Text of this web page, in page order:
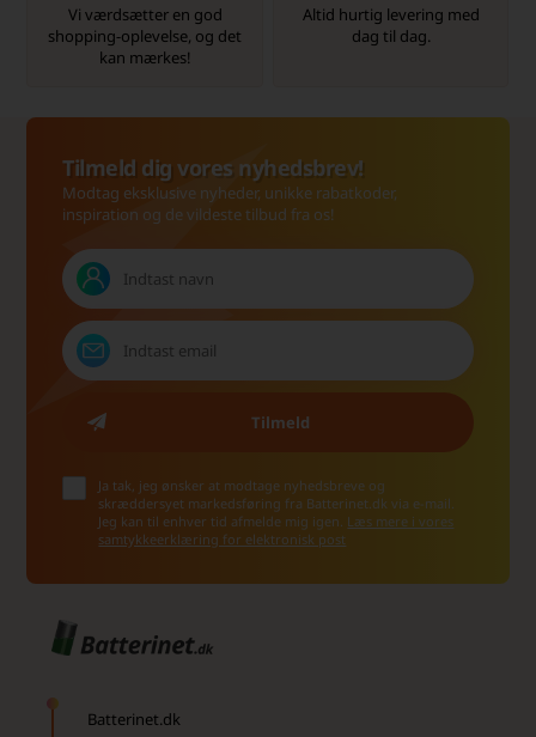
Vi værdsætter en god
shopping-oplevelse, og det
kan mærkes!
Altid hurtig levering med
dag til dag.
Tilmeld dig vores nyhedsbrev!
Modtag eksklusive nyheder, unikke rabatkoder,
inspiration og de vildeste tilbud fra os!
Ja tak, jeg ønsker at modtage nyhedsbreve og
skræddersyet markedsføring fra Batterinet.dk via e-mail.
Jeg kan til enhver tid afmelde mig igen. Læs mere i vores
samtykkeerklæring for elektronisk post
Batterinet.dk